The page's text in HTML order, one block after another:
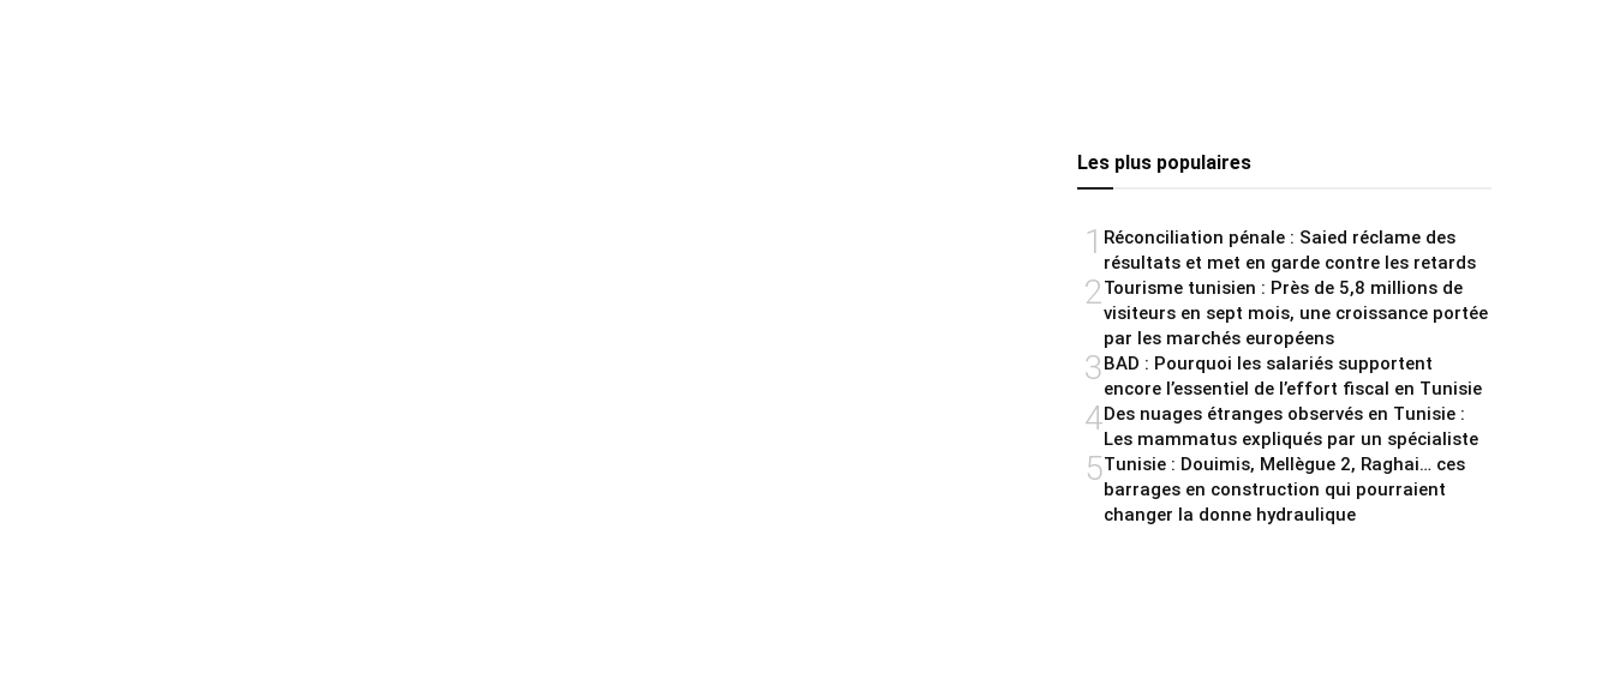
Les plus populaires
1 Réconciliation pénale : Saied réclame des
résultats et met en garde contre les retards
2Tourisme tunisien : Près de 5,8 millions de
visiteurs en sept mois, une croissance portée
par les marchés européens
3BAD : Pourquoi les salariés supportent
encore l’essentiel de l’effort fiscal en Tunisie
4Des nuages étranges observés en Tunisie :
Les mammatus expliqués par un spécialiste
5Tunisie : Douimis, Mellègue 2, Raghai… ces
barrages en construction qui pourraient
changer la donne hydraulique